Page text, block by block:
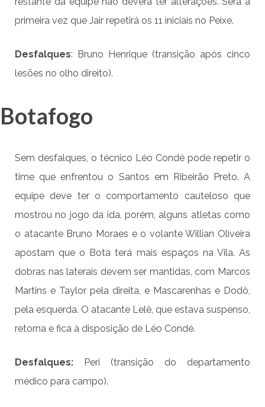
primeira vez que Jair repetirá os 11 iniciais no Peixe.
Desfalques: Bruno Henrique (transição após cinco
lesões no olho direito).
Botafogo
Sem desfalques, o técnico Léo Condé pode repetir o
time que enfrentou o Santos em Ribeirão Preto. A
equipe deve ter o comportamento cauteloso que
mostrou no jogo da ida, porém, alguns atletas como
o atacante Bruno Moraes e o volante Willian Oliveira
apostam que o Bota terá mais espaços na Vila. As
dobras nas laterais devem ser mantidas, com Marcos
Martins e Taylor pela direita, e Mascarenhas e Dodô,
pela esquerda. O atacante Lelê, que estava suspenso,
retorna e fica à disposição de Léo Condé.
Desfalques: Peri (transição do departamento
médico para campo).